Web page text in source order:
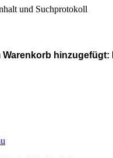
und Suchprotokoll
Warenkorb hinzugefügt: